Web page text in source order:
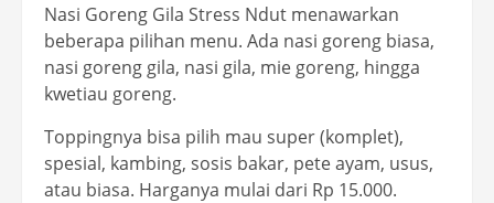
Nasi Goreng Gila Stress Ndut menawarkan
beberapa pilihan menu. Ada nasi goreng biasa,
nasi goreng gila, nasi gila, mie goreng, hingga
kwetiau goreng.
Toppingnya bisa pilih mau super (komplet),
spesial, kambing, sosis bakar, pete ayam, usus,
atau biasa. Harganya mulai dari Rp 15.000.